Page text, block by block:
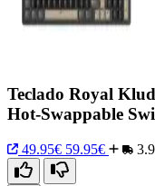
Teclado Royal
Hot-Swappable
49.95€ 59.95€